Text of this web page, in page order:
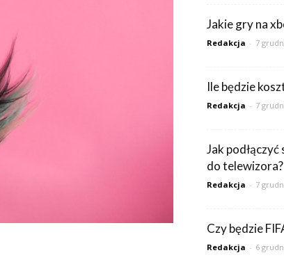
Jakie gry na
Redakcja - 7
Ile będzie
Redakcja - 7
Jak
do telewizora?
Redakcja - 7
Czy będzie
Redakcja - 6